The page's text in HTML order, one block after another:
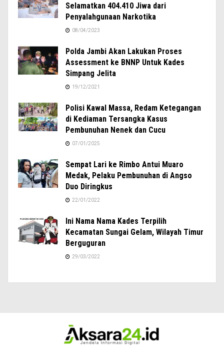
Selamatkan 404.410 Jiwa dari
Penyalahgunaan Narkotika
08/04/2023
Polda Jambi Akan Lakukan Proses
Assessment ke BNNP Untuk Kades
Simpang Jelita
19/12/2021
Polisi Kawal Massa, Redam Ketegangan
di Kediaman Tersangka Kasus
Pembunuhan Nenek dan Cucu
07/01/2025
Sempat Lari ke Rimbo Antui Muaro
Medak, Pelaku Pembunuhan di Angso
Duo Diringkus
22/01/2022
Ini Nama Nama Kades Terpilih
Kecamatan Sungai Gelam, Wilayah Timur
Berguguran
29/03/2022